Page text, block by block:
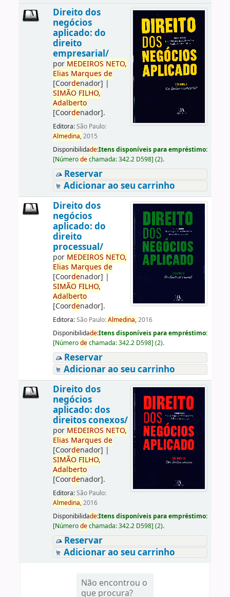
Direito dos
negócios
aplicado: do
direito
empresarial/
por MEDEIROS NETO,
Elias Marques de
[Coordenador] |
SIMÃO FILHO,
Adalberto
[Coordenador].
Editora:São Paulo:
Almedina,2015
Disponibilidade:Itens disponíveis para empréstimo:
[Númerodechamada:342.2 D598] (2).
Reservar
Adicionar ao seu carrinho
Direito dos
negócios
aplicado: do
direito
processual/
por MEDEIROS NETO,
Elias Marques de
[Coordenador] |
SIMÃO FILHO,
Adalberto
[Coordenador].
Editora:São Paulo:Almedina,2016
Disponibilidade:Itens disponíveis para empréstimo:
[Númerodechamada:342.2 D598] (2).
Reservar
Adicionar ao seu carrinho
Direito dos
negócios
aplicado: dos
direitos conexos/
por MEDEIROS NETO,
Elias Marques de
[Coordenador] |
SIMÃO FILHO,
Adalberto
[Coordenador].
Editora:São Paulo:
Almedina,2016
Disponibilidade:Itens disponíveis para empréstimo:
[Númerodechamada:342.2 D598] (2).
Reservar
Adicionar ao seu carrinho
Não encontrou o
que procura?